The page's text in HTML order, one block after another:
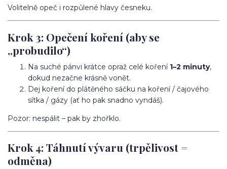
Volitelně opeč i rozpůlené hlavy česneku.
Krok 3: Opečení koření (aby se
„probudilo“)
Na suché pánvi krátce opraž celé koření 1–2 minuty,
dokud nezačne krásně vonět.
Dej koření do plátěného sáčku na koření / čajového
sítka / gázy (ať ho pak snadno vyndáš).
Pozor: nespálit – pak by zhořklo.
Krok 4: Táhnutí vývaru (trpělivost =
odměna)